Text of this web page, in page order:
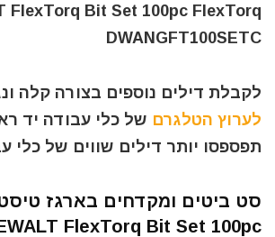
FlexTorq Bit Set 100pc FlexTorq
DWANGFT100SETC
לקבלת דילים נוספים בצורה קלה
לערוץ הטלגרם של כלי עבודה יד
תפספסו יותר דילים שווים של כלי
סט ביטים ומקדחים בארגז
FlexTorq Bit Set 100pc